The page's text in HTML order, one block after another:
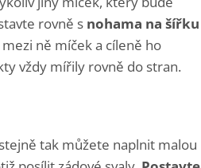
rovně s nohama na šířku
ně míček a cíleně ho
vždy mířily rovně do stran.
tak můžete naplnit malou